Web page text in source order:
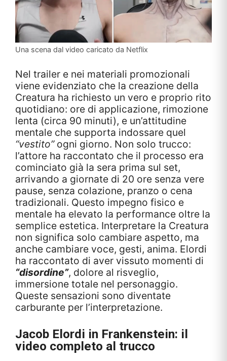
Una scena dal video caricato da Netflix
Nel trailer e nei materiali promozionali
viene evidenziato che la creazione della
Creatura ha richiesto un vero e proprio rito
quotidiano: ore di applicazione, rimozione
lenta (circa 90 minuti), e un’attitudine
mentale che supporta indossare quel
“vestito”ogni giorno. Non solo trucco:
l’attore ha raccontato che il processo era
cominciato già la sera prima sul set,
arrivando a giornate di 20 ore senza vere
pause, senza colazione, pranzo o cena
tradizionali. Questo impegno fisico e
mentale ha elevato la performance oltre la
semplice estetica. Interpretare la Creatura
non significa solo cambiare aspetto, ma
anche cambiare voce, gesti, anima. Elordi
ha raccontato di aver vissuto momenti di
“disordine”, dolore al risveglio,
immersione totale nel personaggio.
Queste sensazioni sono diventate
carburante per l’interpretazione.
Jacob Elordi in Frankenstein: il
video completo al trucco